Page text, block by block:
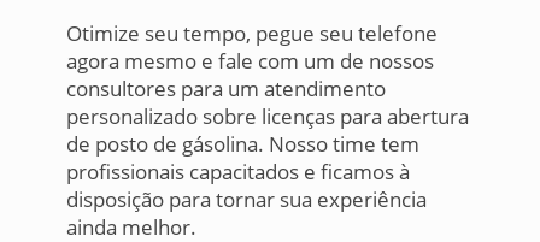
Otimize seu tempo, pegue seu telefone
agora mesmo e fale com um de nossos
consultores para um atendimento
personalizado sobre licenças para abertura
de posto de gásolina. Nosso time tem
profissionais capacitados e ficamos à
disposição para tornar sua experiência
ainda melhor.